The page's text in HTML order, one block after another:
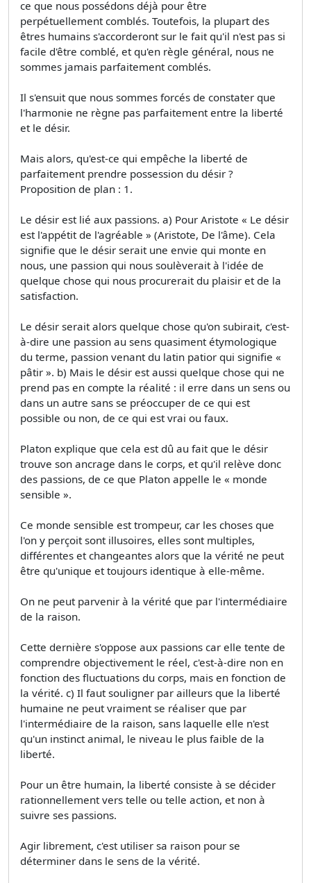
ce que nous possédons déjà pour être
perpétuellement comblés. Toutefois, la plupart des
êtres humains s'accorderont sur le fait qu'il n'est pas si
facile d'être comblé, et qu'en règle général, nous ne
sommes jamais parfaitement comblés.
Il s'ensuit que nous sommes forcés de constater que
l'harmonie ne règne pas parfaitement entre la liberté
et le désir.
Mais alors, qu'est-ce qui empêche la liberté de
parfaitement prendre possession du désir ?
Proposition de plan : 1.
Le désir est lié aux passions. a) Pour Aristote « Le désir
est l'appétit de l'agréable » (Aristote, De l'âme). Cela
signifie que le désir serait une envie qui monte en
nous, une passion qui nous soulèverait à l'idée de
quelque chose qui nous procurerait du plaisir et de la
satisfaction.
Le désir serait alors quelque chose qu'on subirait, c'est-
à-dire une passion au sens quasiment étymologique
du terme, passion venant du latin patior qui signifie «
pâtir ». b) Mais le désir est aussi quelque chose qui ne
prend pas en compte la réalité : il erre dans un sens ou
dans un autre sans se préoccuper de ce qui est
possible ou non, de ce qui est vrai ou faux.
Platon explique que cela est dû au fait que le désir
trouve son ancrage dans le corps, et qu'il relève donc
des passions, de ce que Platon appelle le « monde
sensible ».
Ce monde sensible est trompeur, car les choses que
l'on y perçoit sont illusoires, elles sont multiples,
différentes et changeantes alors que la vérité ne peut
être qu'unique et toujours identique à elle-même.
On ne peut parvenir à la vérité que par l'intermédiaire
de la raison.
Cette dernière s'oppose aux passions car elle tente de
comprendre objectivement le réel, c'est-à-dire non en
fonction des fluctuations du corps, mais en fonction de
la vérité. c) Il faut souligner par ailleurs que la liberté
humaine ne peut vraiment se réaliser que par
l'intermédiaire de la raison, sans laquelle elle n'est
qu'un instinct animal, le niveau le plus faible de la
liberté.
Pour un être humain, la liberté consiste à se décider
rationnellement vers telle ou telle action, et non à
suivre ses passions.
Agir librement, c'est utiliser sa raison pour se
déterminer dans le sens de la vérité.